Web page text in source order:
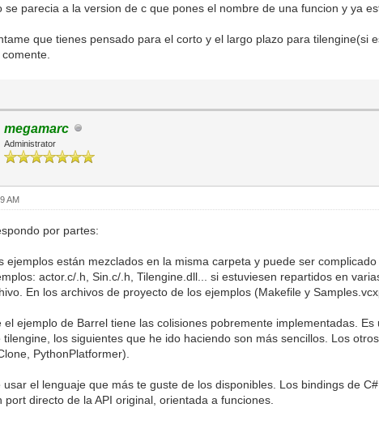
se parecia a la version de c que pones el nombre de una funcion y ya
que tienes pensado para el corto y el largo plazo para
megamarc
Administrator
AM
por partes:
ejemplos están mezclados en la misma carpeta y puede ser
actor.c/.h, Sin.c/.h, Tilengine.dll... si estuviesen repartidos en
En los archivos de proyecto de los ejemplos (Makefile y
el ejemplo de Barrel tiene las colisiones pobremente implementadas.
tilengine, los siguientes que he ido haciendo son más sencillos. Los
PythonPlatformer).
usar el lenguaje que más te guste de los disponibles. Los bindings de
port directo de la API original, orientada a funciones.